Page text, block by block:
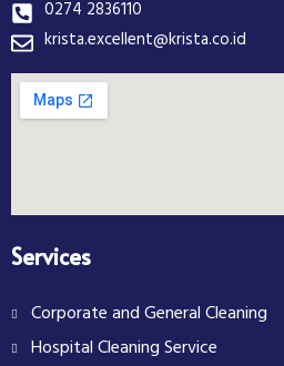
0274 2836110
krista.excellent@krista.co.id
Services
Corporate and General Cleaning
Hospital Cleaning Service